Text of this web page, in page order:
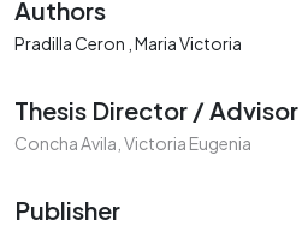
Authors
Pradilla Ceron , Maria Victoria
Thesis Director / Advisor
Concha Avila, Victoria Eugenia
Publisher